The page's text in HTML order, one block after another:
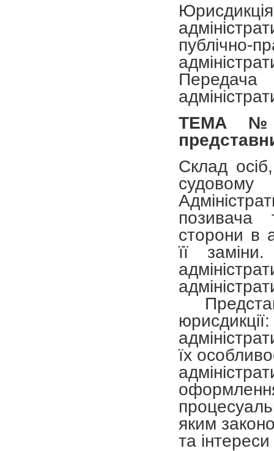
Передача
ТЕМА
Склад
позивача
сторони в
її
їх
яким
та